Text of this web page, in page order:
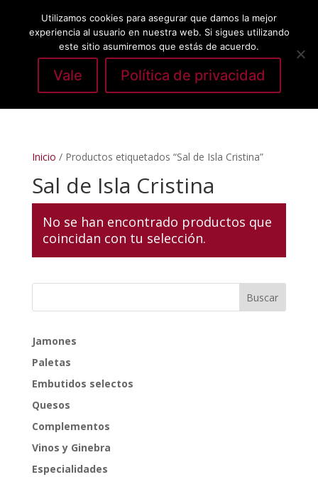
Seleccionar página
Inicio / Productos etiquetados “Sal de Isla Cristina”
Sal de Isla Cristina
No se han encontrado productos que
coincidan con tu selección.
Jamones
Paletas
Embutidos selectos
Quesos
Complementos
Vinos y Ginebra
Especialidades
Utilizamos cookies para asegurar que damos la mejor
experiencia al usuario en nuestra web. Si sigues utilizando
este sitio asumiremos que estás de acuerdo.
Vale Política de privacidad